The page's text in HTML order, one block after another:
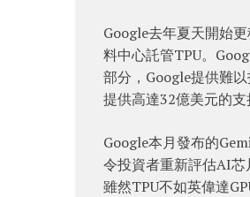
Google去年夏天開始
料中心託管TPU。
部分，Google提供難
提供高達32億美元的支
Google本月發布的
令投資者重新評估AI芯
雖然TPU不如英偉達